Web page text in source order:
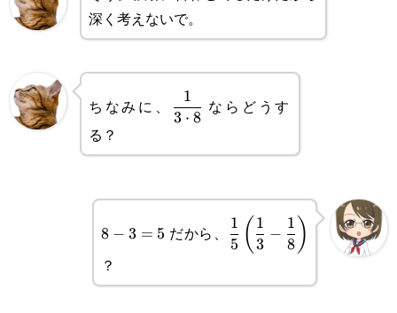
深く考えないで。
ちなみに、
\displaystyle
\frac{1}
{3\cdot8}
3 ⋅ 8
1
ならどうす
る？
8 − 3 = 5 だから、
\displaystyle\frac{1}
{5}\left(\frac{1}{3}-
\frac{1}{8}\right)
5
1 ( 3
1
−
8
1 )
？